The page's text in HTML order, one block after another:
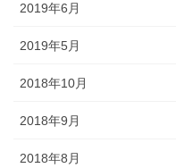
2019年6月
2019年5月
2018年10月
2018年9月
2018年8月
ったものを「こぶた」といい
◆「あえのこと」とは？・・
今年一年の収穫に感謝する
日に再び同様の「あえのこと